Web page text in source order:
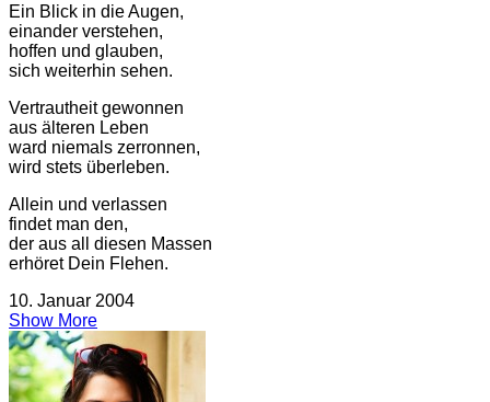
Ein Blick in die Augen,
einander verstehen,
hoffen und glauben,
sich weiterhin sehen.
Vertrautheit gewonnen
aus älteren Leben
ward niemals zerronnen,
wird stets überleben.
Allein und verlassen
findet man den,
der aus all diesen Massen
erhöret Dein Flehen.
10. Januar 2004
Show More